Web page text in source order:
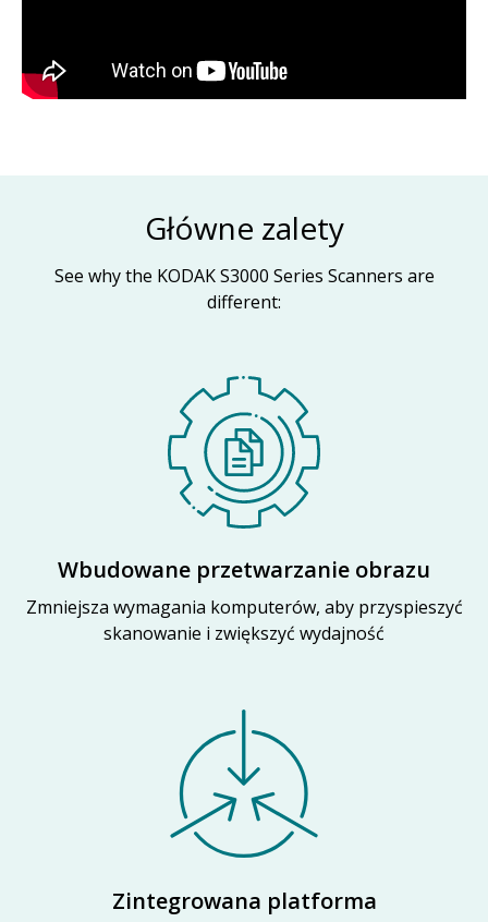
Główne zalety
See why the KODAK S3000 Series Scanners are
different:
Wbudowane przetwarzanie obrazu
Zmniejsza wymagania komputerów, aby przyspieszyć
skanowanie i zwiększyć wydajność
Zintegrowana platforma